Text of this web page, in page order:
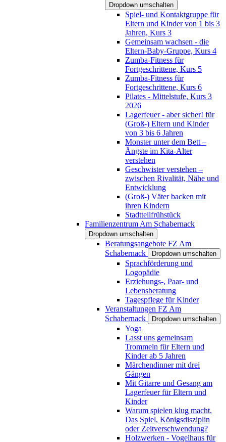
Dropdown umschalten
Spiel- und Kontaktgruppe für
Eltern und Kinder von 1 bis 3
Jahren, Kurs 3
Gemeinsam wachsen - die
Eltern-Baby-Gruppe, Kurs 4
Zumba-Fitness für
Fortgeschrittene, Kurs 5
Zumba-Fitness für
Fortgeschrittene, Kurs 6
Pilates - Mittelstufe, Kurs 3
2026
Lagerfeuer - aber sicher! für
(Groß-) Eltern und Kinder
von 3 bis 6 Jahren
Monster unter dem Bett –
Ängste im Kita-Alter
verstehen
Geschwister verstehen –
zwischen Rivalität, Nähe und
Entwicklung
(Groß-) Väter backen mit
ihren Kindern
Stadtteilfrühstück
Familienzentrum Am Schabernack
Dropdown umschalten
Beratungsangebote FZ Am
Schabernack
Dropdown umschalten
Sprachförderung und
Logopädie
Erziehungs-, Paar- und
Lebensberatung
Tagespflege für Kinder
Veranstaltungen FZ Am
Schabernack
Dropdown umschalten
Yoga
Lasst uns gemeinsam
Trommeln für Eltern und
Kinder ab 5 Jahren
Märchendinner mit drei
Gängen
Mit Gitarre und Gesang am
Lagerfeuer für Eltern und
Kinder
Warum spielen klug macht.
Das Spiel, Königsdisziplin
oder Zeitverschwendung?
Holzwerken - Vogelhaus für